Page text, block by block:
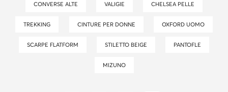
CONVERSE ALTE VALIGIE CHELSEA PELLE
TREKKING CINTURE PER DONNE OXFORD UOMO
SCARPE FLATFORM STILETTO BEIGE PANTOFLE
MIZUNO